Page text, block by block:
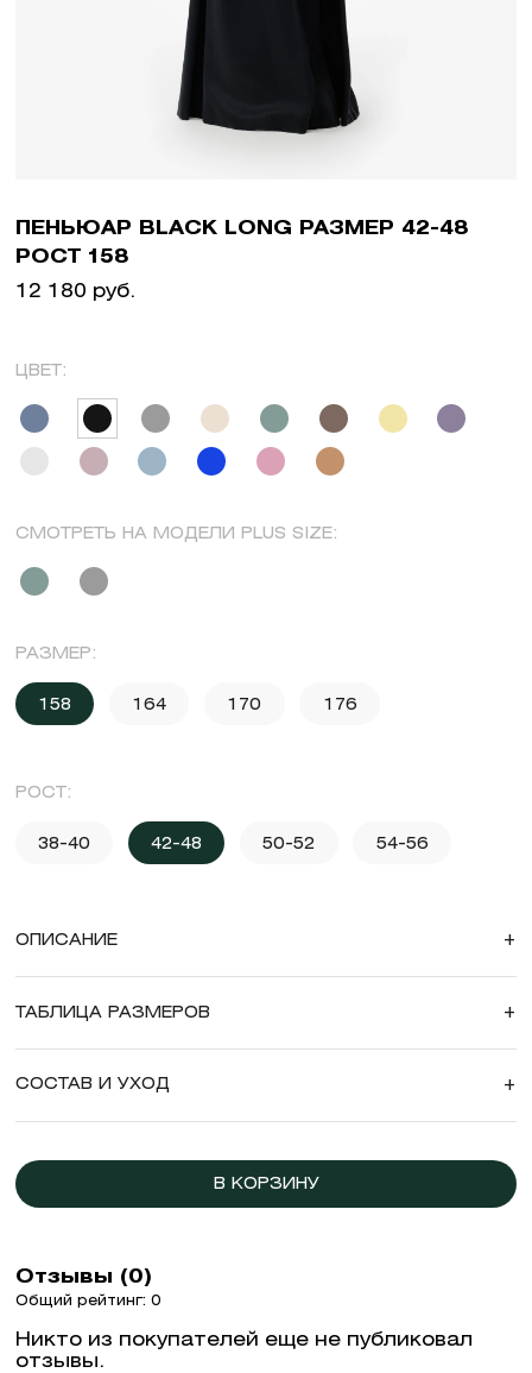
ПЕНЬЮАР BLACK LONG РАЗМЕР 42-48
РОСТ 158
12 180 руб.
ЦВЕТ:
СМОТРЕТЬ НА МОДЕЛИ PLUS SIZE:
РАЗМЕР:
158 164 170 176
РОСТ:
38-40 42-48 50-52 54-56
ОПИСАНИЕ +
ТАБЛИЦА РАЗМЕРОВ +
СОСТАВ И УХОД +
В КОРЗИНУ
Отзывы (0)
Общий рейтинг: 0
Никто из покупателей еще не публиковал
отзывы.